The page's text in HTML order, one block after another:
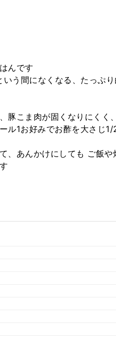
んです
う間になくなる、たっぷ
豚こま肉が固くなりにくく
ル1お好みでお酢を大さじ
、あんかけにしても ご飯